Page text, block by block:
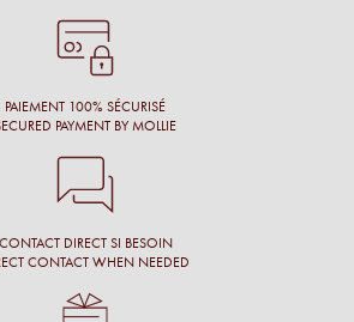
montures, originalité des montures.
PAIEMENT 100% SÉCURISÉ
PAYMENT BY MOLLIE
CONTACT DIRECT SI BESOIN
CONTACT WHEN NEEDED